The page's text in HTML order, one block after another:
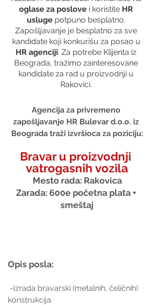
oglase za poslove i koristite HR
usluge potpuno besplatno.
Zapošljavanje je besplatno za sve
kandidate koji konkurišu za posao u
HR agenciji. Za potrebe Klijenta iz
Beograda, tražimo zainteresovane
kandidate za rad u proizvodnji u
Rakovici.
Agencija za privremeno
zapošljavanje HR Bulevar d.o.o. iz
Beograda traži izvršioca za poziciju:
Bravar u proizvodnji
vatrogasnih vozila
Mesto rada: Rakovica
Zarada: 600e početna plata +
smeštaj
Opis posla:
konstrukcija